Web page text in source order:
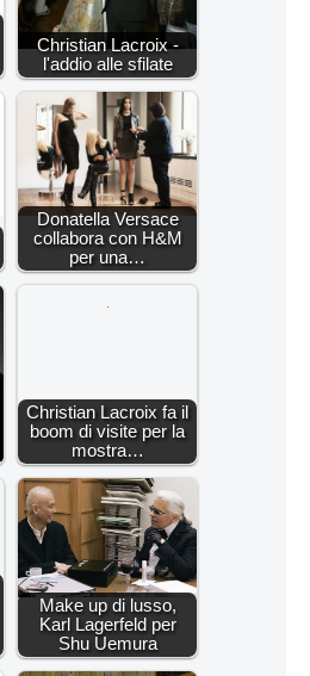
Christian Lacroix -
l'addio alle sfilate
Donatella Versace
collabora con H&M
per una…
Christian Lacroix fa il
boom di visite per la
mostra…
Make up di lusso,
Karl Lagerfeld per
Shu Uemura